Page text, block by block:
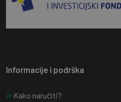
Informacije i podrška
Kako naručiti?